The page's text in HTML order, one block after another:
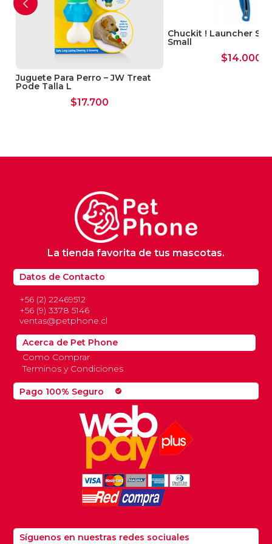
Juguete Para Perro – JW Treat
Pode Talla L
$17.700
Chuckit ! Launcher
Small
$14.000
Pago 100% Seguro check_circle
Datos de Contacto
+56 (2) 22469512
+56 (9) 3378 5146
ventas@petphone.cl
La tienda favorita de tus mascotas.
Acerca de Pet Phone
Como Comprar
Terminos y Condiciones
Síguenos en nuestras redes sociuales